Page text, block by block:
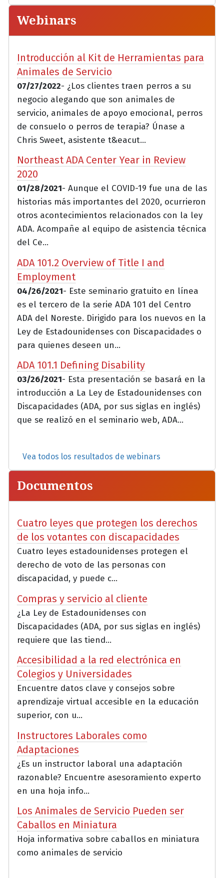
Webinars
Introducción al Kit de Herramientas para
Animales de Servicio
07/27/2022- ¿Los clientes traen perros a su
negocio alegando que son animales de
servicio, animales de apoyo emocional, perros
de consuelo o perros de terapia? Únase a
Chris Sweet, asistente t&eacut...
Northeast ADA Center Year in Review
2020
01/28/2021- Aunque el COVID-19 fue una de las
historias más importantes del 2020, ocurrieron
otros acontecimientos relacionados con la ley
ADA. Acompañe al equipo de asistencia técnica
del Ce...
ADA 101.2 Overview of Title I and
Employment
04/26/2021- Este seminario gratuito en línea
es el tercero de la serie ADA 101 del Centro
ADA del Noreste. Dirigido para los nuevos en la
Ley de Estadounidenses con Discapacidades o
para quienes deseen un...
ADA 101.1 Defining Disability
03/26/2021- Esta presentación se basará en la
introducción a La Ley de Estadounidenses con
Discapacidades (ADA, por sus siglas en inglés)
que se realizó en el seminario web, ADA...
Vea todos los resultados de webinars
Documentos
Cuatro leyes que protegen los derechos
de los votantes con discapacidades
Cuatro leyes estadounidenses protegen el
derecho de voto de las personas con
discapacidad, y puede c...
Compras y servicio al cliente
¿La Ley de Estadounidenses con
Discapacidades (ADA, por sus siglas en inglés)
requiere que las tiend...
Accesibilidad a la red electrónica en
Colegios y Universidades
Encuentre datos clave y consejos sobre
aprendizaje virtual accesible en la educación
superior, con u...
Instructores Laborales como
Adaptaciones
¿Es un instructor laboral una adaptación
razonable? Encuentre asesoramiento experto
en una hoja info...
Los Animales de Servicio Pueden ser
Caballos en Miniatura
Hoja informativa sobre caballos en miniatura
como animales de servicio